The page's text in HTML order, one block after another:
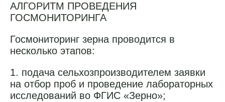
АЛГОРИТМ ПРОВЕДЕНИЯ
ГОСМОНИТОРИНГА
Госмониторинг зерна проводится в
несколько этапов:
1. подача сельхозпроизводителем заявки
на отбор проб и проведение лабораторных
исследований во ФГИС «Зерно»;